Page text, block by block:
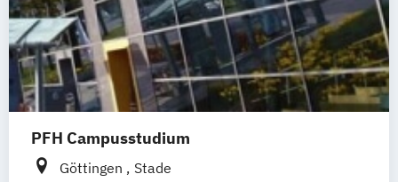
PFH Campusstudium
Göttingen
Stade